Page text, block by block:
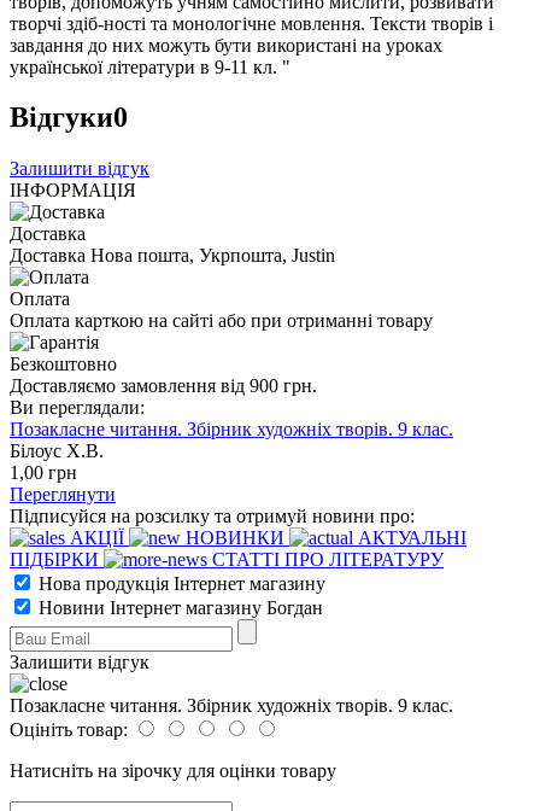
творчі здіб-ності та монологічне мовлення. Тексти творів і
завдання до них можуть бути використані на уроках
української літератури в 9-11 кл. "
Відгуки0
Залишити відгук
ІНФОРМАЦІЯ
Доставка
Доставка Нова пошта, Укрпошта, Justin
Оплата
Оплата карткою на сайті або при отриманні товару
Безкоштовно
Доставляємо замовлення від 900 грн.
Ви переглядали:
Позакласне читання. Збірник художніх творів. 9 клас.
Білоус Х.В.
1 ,00 грн
Переглянути
Підписуйся на розсилку та отримуй новини про:
АКЦІЇ
НОВИНКИ
АКТУАЛЬНІ
ПІДБІРКИ
СТАТТІ ПРО ЛІТЕРАТУРУ
Нова продукція Інтернет магазину
Новини Інтернет магазину Богдан
Залишити відгук
Позакласне читання. Збірник художніх творів. 9 клас.
Оцініть товар:
Натисніть на зірочку для оцінки товару